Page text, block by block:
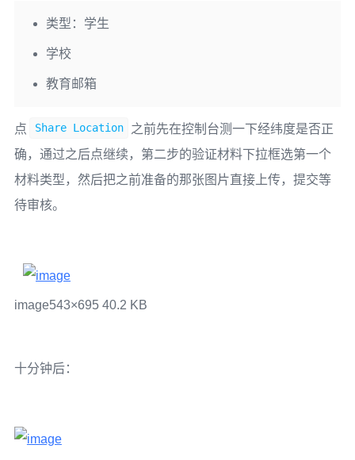
类型：学生
学校
教育邮箱
点 Share Location
之前先在控制台测一下经纬度是否正
确，通过之后点继续，第二步的验证材料下拉框选第一个
材料类型，然后把之前准备的那张图片直接上传，提交等
待审核。
image543×695 40.2 KB
十分钟后：